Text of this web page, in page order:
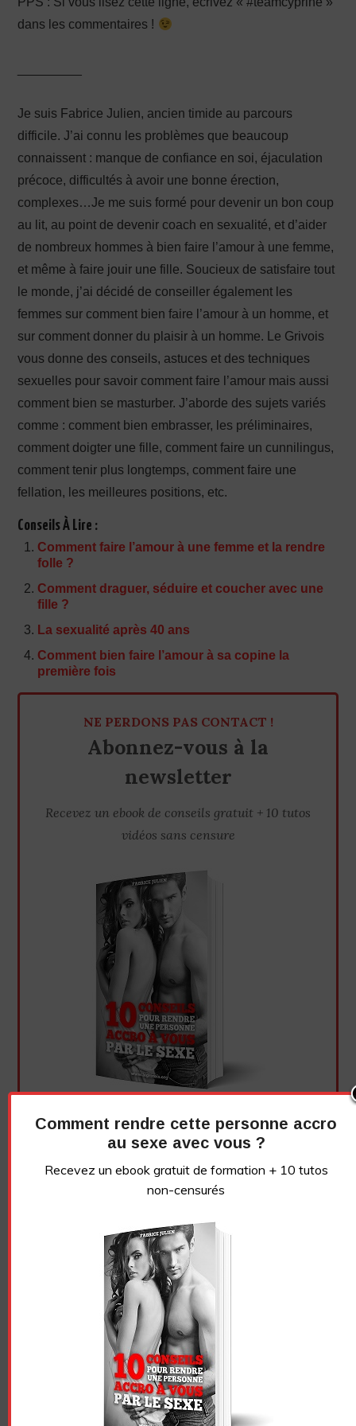
dans les commentaires !
Je suis Fabrice Julien, ancien timide au parcours
difficile. J’ai connu les problèmes que beaucoup
connaissent : manque de confiance en soi, éjaculation
précoce, difficultés à avoir une bonne érection,
complexes…Je me suis formé pour devenir un bon coup
au lit, au point de devenir coach en sexualité, et d’aider
de nombreux hommes à bien faire l’amour à une femme,
et même à faire jouir une fille. Soucieux de satisfaire tout
le monde, j’ai décidé de conseiller également les
femmes sur comment bien faire l’amour à un homme, et
sur comment donner du plaisir à un homme. Le Grivois
vous donne des conseils, astuces et des techniques
sexuelles pour savoir comment faire l’amour mais aussi
comment bien se masturber. J’aborde des sujets variés
comme : comment bien embrasser, les préliminaires,
comment doigter une fille, comment faire un cunnilingus,
comment tenir plus longtemps, comment faire une
fellation, les meilleures positions, etc.
Conseils À Lire :
Comment faire l’amour à une femme et la rendre
folle ?
Comment draguer, séduire et coucher avec une
fille ?
La sexualité après 40 ans
Comment bien faire l’amour à sa copine la
première fois
NE PERDONS PAS CONTACT !
Abonnez-vous à la
newsletter
Recevez un ebook de conseils gratuit + 10 tutos
vidéos sans censure
Essayez. Vous pouvez vous désinscrire à tout moment.
Vidéo sans article
LE GRIVOIS
Comment rendre cette personne accro
au sexe avec vous ?
Recevez un ebook gratuit de formation + 10 tutos
non-censurés